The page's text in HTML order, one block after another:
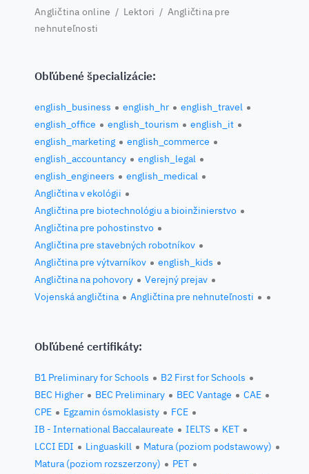
Angličtina online / Lektori / Angličtina pre
nehnuteľnosti
Obľúbené špecializácie:
english_business english_hr
english_travel
english_office
english_tourism
english_it
english_marketing
english_commerce
english_accountancy
english_legal
english_engineers
english_medical
Angličtina v ekológii
Angličtina pre biotechnológiu a bioinžinierstvo
Angličtina pre pohostinstvo
Angličtina pre stavebných robotníkov
Angličtina pre výtvarníkov
english_kids
Angličtina na pohovory
Verejný prejav
Vojenská angličtina
Angličtina pre nehnuteľnosti
Obľúbené certifikáty:
B1 Preliminary for Schools
B2 First for Schools
BEC Higher
BEC Preliminary BEC Vantage
CAE
CPE
Egzamin ósmoklasisty
FCE
IB - International Baccalaureate
IELTS
KET
LCCI EDI
Linguaskill
Matura (poziom podstawowy)
Matura (poziom rozszerzony)
PET